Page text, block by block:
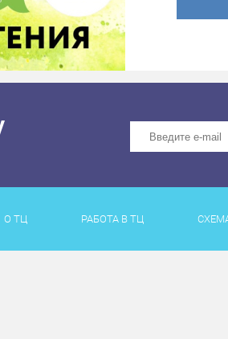
О ТЦ РАБОТА В ТЦ